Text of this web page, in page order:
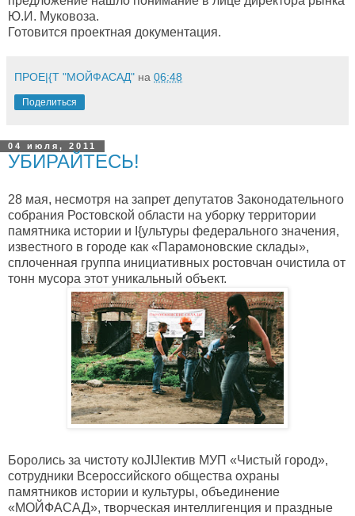
Ю.И. Муковоза.
Готовится проектная документация.
ПРОЕ|{Т "МОЙФАСАД" на 06:48
Поделиться
04 июля, 2011
УБИРАЙТЕСЬ!
28 мая, несмотря на запрет депутатов 3аконодательного
собрания Ростовской области на уборку территории
памятника истории и I{ультуры федерального значения,
известного в городе как «Парамоновские склады»,
сплоченная группа инициативных ростовчан очистила от
тонн мусора этот уникальный объект.
Боролись за чистоту коJIJIектив МУП «Чистый город»,
сотрудники Всероссийского общества охраны
памятников истории и культуры, объединение
«МОЙФАСАД», творческая интеллигенция и праздные